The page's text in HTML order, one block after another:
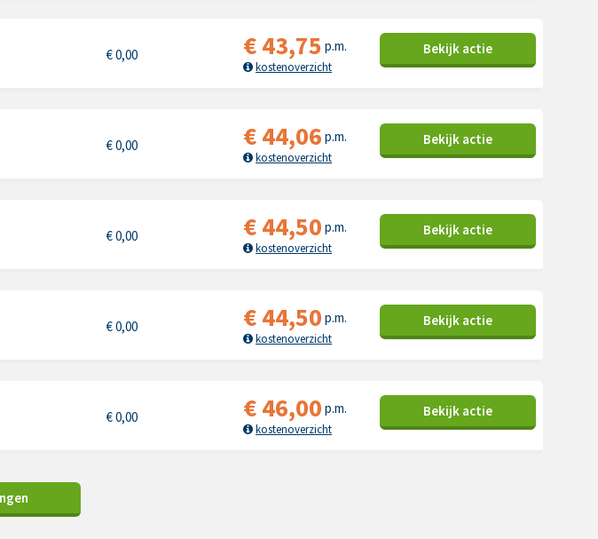
€0,00 €43,75 p.m.
kostenoverzicht
Bekijk actie
€0,00 €44,06 p.m.
kostenoverzicht
Bekijk actie
€0,00 €44,50 p.m.
kostenoverzicht
Bekijk actie
€0,00 €44,50 p.m.
kostenoverzicht
Bekijk actie
€0,00 €46,00 p.m.
kostenoverzicht
Bekijk actie